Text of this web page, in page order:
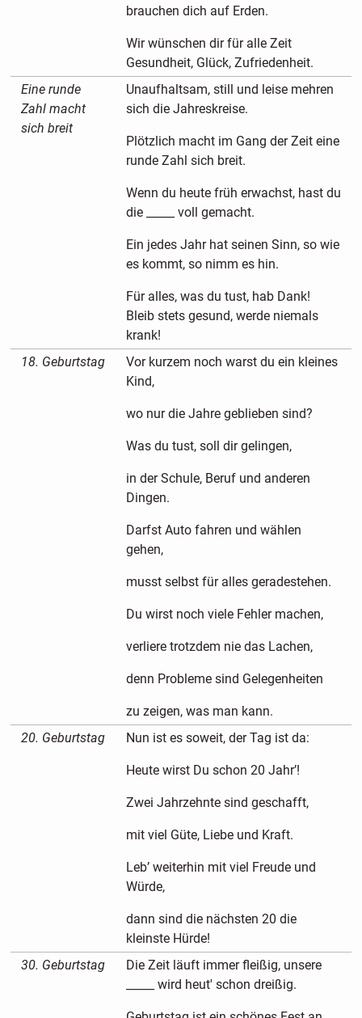
brauchen dich auf Erden.
Wir wünschen dir für alle Zeit
Gesundheit, Glück, Zufriedenheit.
Eine runde
Zahl macht
sich breit
Unaufhaltsam, still und leise mehren
sich die Jahreskreise.
Plötzlich macht im Gang der Zeit eine
runde Zahl sich breit.
Wenn du heute früh erwachst, hast du
die _____ voll gemacht.
Ein jedes Jahr hat seinen Sinn, so wie
es kommt, so nimm es hin.
Für alles, was du tust, hab Dank!
Bleib stets gesund, werde niemals
krank!
18. Geburtstag
Vor kurzem noch warst du ein kleines
Kind,
wo nur die Jahre geblieben sind?
Was du tust, soll dir gelingen,
in der Schule, Beruf und anderen
Dingen.
Darfst Auto fahren und wählen
gehen,
musst selbst für alles geradestehen.
Du wirst noch viele Fehler machen,
verliere trotzdem nie das Lachen,
denn Probleme sind Gelegenheiten
zu zeigen, was man kann.
20. Geburtstag
Nun ist es soweit, der Tag ist da:
Heute wirst Du schon 20 Jahr’!
Zwei Jahrzehnte sind geschafft,
mit viel Güte, Liebe und Kraft.
Leb’ weiterhin mit viel Freude und
Würde,
dann sind die nächsten 20 die
kleinste Hürde!
30. Geburtstag
Die Zeit läuft immer fleißig, unsere
_____ wird heut' schon dreißig.